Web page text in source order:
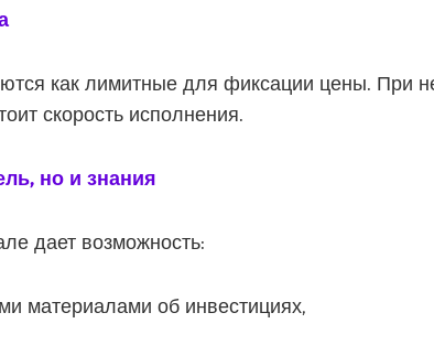
как лимитные для фиксации цены. При
скорость исполнения.
но и знания
дает возможность:
материалами об инвестициях,